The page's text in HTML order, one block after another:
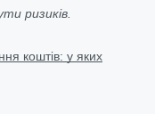
ризиків.
коштів: у яких